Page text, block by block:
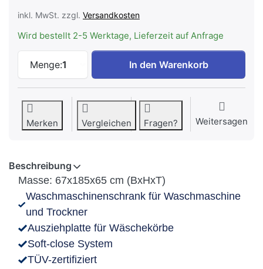
inkl. MwSt. zzgl. Versandkosten
Wird bestellt 2-5 Werktage, Lieferzeit auf Anfrage
Menge:1
Adago Home WSTT185
In den Warenkorb
Merken Vergleichen Fragen? Weitersagen
Beschreibung
Masse: 67x185x65 cm (BxHxT)
Waschmaschinenschrank für Waschmaschine
und Trockner
Ausziehplatte für Wäschekörbe
Soft-close System
TÜV-zertifiziert